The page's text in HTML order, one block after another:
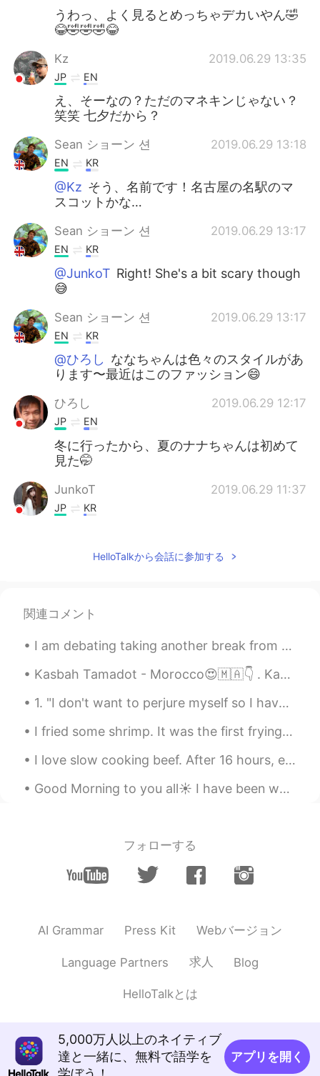
うわっ、よく見るとめっちゃデカいやん🤣
😂🤣🤣🤣😂
Kz 2019.06.29 13:35
JP EN
え、そーなの？ただのマネキンじゃない？
笑笑 七夕だから？
Sean ショーン 션 2019.06.29 13:18
EN KR
@Kz そう、名前です！名古屋の名駅のマ
スコットかな…
Sean ショーン 션 2019.06.29 13:17
EN KR
@JunkoT Right! She's a bit scary though
😅
Sean ショーン 션 2019.06.29 13:17
EN KR
@ひろし ななちゃんは色々のスタイルがあ
ります〜最近はこのファッション😄
ひろし 2019.06.29 12:17
JP EN
冬に行ったから、夏のナナちゃんは初めて
見た🤭
JunkoT 2019.06.29 11:37
JP KR
2019.06.29 11:36
HelloTalkから会話に参加する
関連コメント
I am debating taking another break from Hellotalk, recently many people recently have been quite ...
Kasbah Tamadot - Morocco😍🇲🇦👇 . Kasbah Tamadot is Sir Richard Branson's magical retreat in Morocco...
1. "I don't want to perjure myself so I have a legal obligation to say no!" "PERJURE" means will...
I fried some shrimp. It was the first frying experiment. They turned out pretty well. They had...
I love slow cooking beef. After 16 hours, everything was just so tender 😍 I'm going to buy a slo...
Good Morning to you all☀️ I have been working for months, attempting to find the strength toward...
フォローする
AI Grammar Press Kit Webバージョン
Language Partners 求人 Blog
HelloTalkとは
5,000万人以上のネイティブ
達と一緒に、無料で語学を
アプリを開く